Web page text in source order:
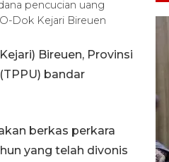
pencucian uang
Dok Kejari Bireuen
Bireuen, Provinsi
bandar
berkas perkara
yang telah divonis